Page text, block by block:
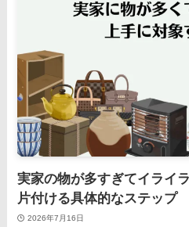
実家の物が多すぎてイライ
片付ける具体的なステップ
2026年7月16日